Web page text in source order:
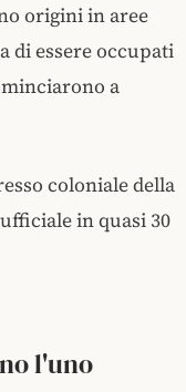
origini in aree
di essere occupati
a
coloniale della
in quasi 30
l'uno